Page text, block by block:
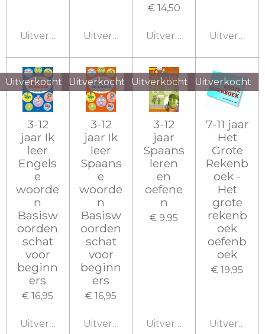
Uitverkocht Uitverkocht
€ 14,50
Uitverkocht
Uitverkocht
3-12
jaar Ik
leer
Engels
e
woorde
n
Basisw
oorden
schat
voor
beginn
ers
€ 16,95
Uitverkocht
Uitverkocht
3-12
jaar Ik
leer
Spaans
e
woorde
n
Basisw
oorden
schat
voor
beginn
ers
€ 16,95
Uitverkocht
Uitverkocht
3-12
jaar
Spaans
leren
en
oefene
n
€ 9,95
Uitverkocht
Uitverkocht
7-11 jaar
Het
Grote
Rekenb
oek -
Het
grote
rekenb
oek
oefenb
oek
€ 19,95